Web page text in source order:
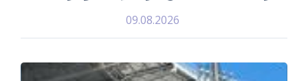
09.08.2026